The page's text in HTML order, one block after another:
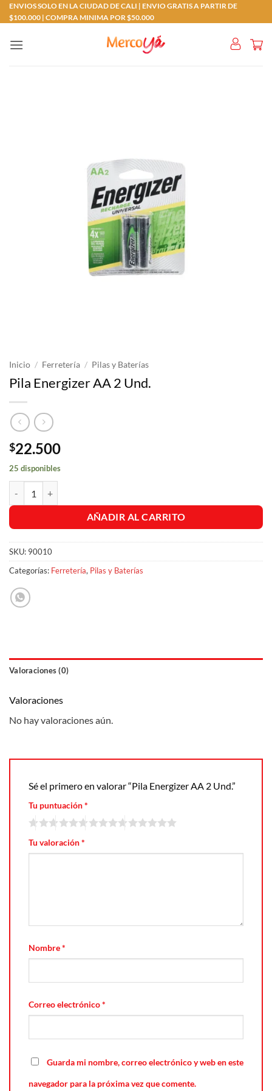
Saltar
al
ENVIOS SOLO EN LA CIUDAD DE CALI | ENVIO GRATIS A PARTIR DE
$100.000 | COMPRA MINIMA POR $50.000
Inicio / Ferretería / Pilas y Baterías
Pila Energizer AA 2 Und.
$22.500
25 disponibles
AÑADIR AL CARRITO
SKU: 90010
Categorías: Ferretería, Pilas y Baterías
Valoraciones (0)
Valoraciones
No hay valoraciones aún.
Sé el primero en valorar “Pila Energizer AA 2 Und.”
Tu puntuación*
Tu valoración*
Nombre*
Correo electrónico*
Guarda mi nombre, correo electrónico y web en este
navegador para la próxima vez que comente.